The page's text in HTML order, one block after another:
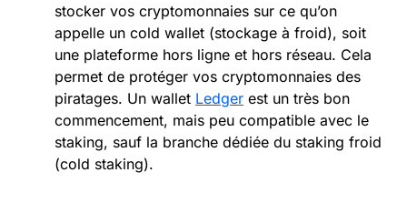
stocker vos cryptomonnaies sur ce qu’on
appelle un cold wallet (stockage à froid), soit
une plateforme hors ligne et hors réseau. Cela
permet de protéger vos cryptomonnaies des
piratages. Un wallet Ledger est un très bon
commencement, mais peu compatible avec le
staking, sauf la branche dédiée du staking froid
(cold staking).